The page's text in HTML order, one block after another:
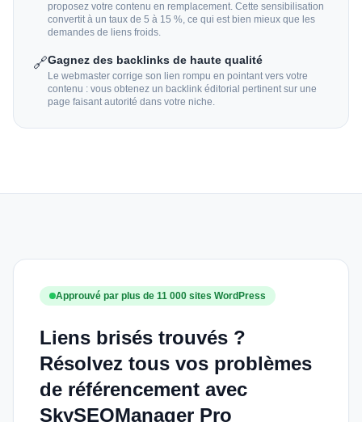
proposez votre contenu en remplacement. Cette sensibilisation
convertit à un taux de 5 à 15 %, ce qui est bien mieux que les
demandes de liens froids.
🔗Gagnez des backlinks de haute qualité
Le webmaster corrige son lien rompu en pointant vers votre
contenu : vous obtenez un backlink éditorial pertinent sur une
page faisant autorité dans votre niche.
Approuvé par plus de 11 000 sites WordPress
Liens brisés trouvés ?
Résolvez tous vos problèmes
de référencement avec
SkySEOManager Pro